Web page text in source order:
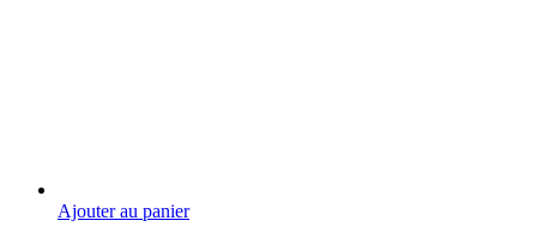
Ajouter au panier